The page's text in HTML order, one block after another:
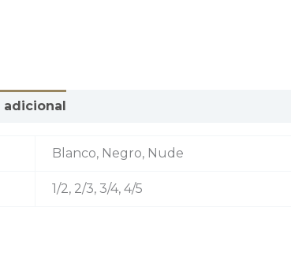
adicional
Blanco, Negro, Nude
1/2, 2/3, 3/4, 4/5